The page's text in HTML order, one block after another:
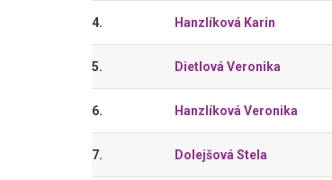
4. Hanzlíková Karin
5. Dietlová Veronika
6. Hanzlíková Veronika
7. Dolejšová Stela